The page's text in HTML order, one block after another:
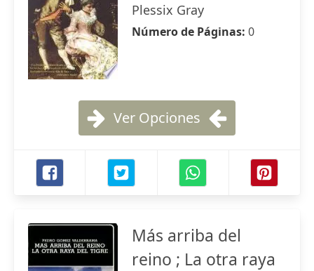
Plessix Gray
Número de Páginas: 0
Ver Opciones
Más arriba del
reino ; La otra raya